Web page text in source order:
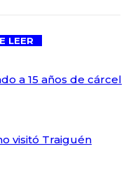
LEER
a 15 años de cárcel
visitó Traiguén